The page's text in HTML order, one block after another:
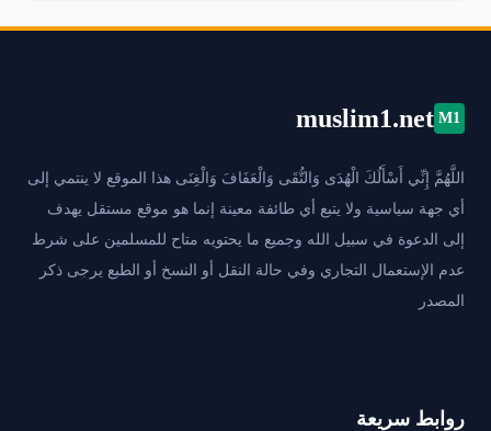
M1
muslim1.net
اللَّهُمَّ إِنِّي أَسْأَلُكَ الْهُدَى وَالتُّقَى وَالْعَفَافَ وَالْغِنَى هذا الموقع لا ينتمي إلى
أي جهة سياسية ولا يتبع أي طائفة معينة إنما هو موقع مستقل يهدف
إلى الدعوة في سبيل الله وجميع ما يحتويه متاح للمسلمين على شرط
عدم الإستعمال التجاري وفي حالة النقل أو النسخ أو الطبع يرجى ذكر
المصدر
روابط سريعة